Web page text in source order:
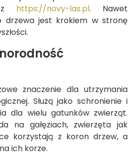
https://novy-las.pl. Nawet
drzewa jest krokiem w stronę
znaczenie dla utrzymania
Służą jako schronienie i
dla wielu gatunków zwierząt.
na gałęziach, zwierzęta jak
korzystają z koron drzew, a
ich korze.